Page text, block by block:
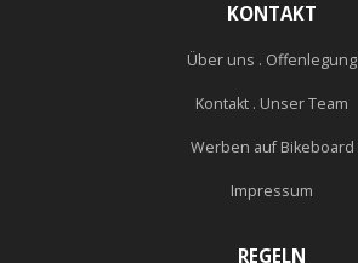
KONTAKT
Über uns . Offenlegung
Kontakt . Unser Team
Werben auf Bikeboard
Impressum
REGELN